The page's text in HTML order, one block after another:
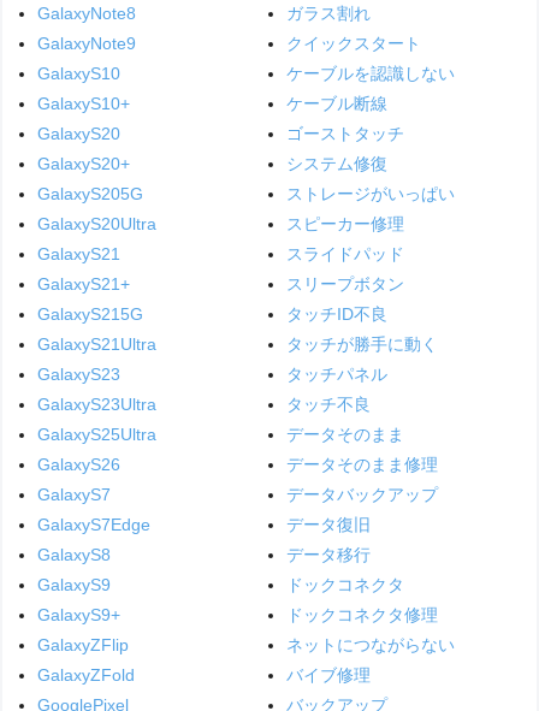
GalaxyNote8
GalaxyNote9
GalaxyS10
GalaxyS10+
GalaxyS20
GalaxyS20+
GalaxyS205G
GalaxyS20Ultra
GalaxyS21
GalaxyS21+
GalaxyS215G
GalaxyS21Ultra
GalaxyS23
GalaxyS23Ultra
GalaxyS25Ultra
GalaxyS26
GalaxyS7
GalaxyS7Edge
GalaxyS8
GalaxyS9
GalaxyS9+
GalaxyZFlip
GalaxyZFold
GooglePixel
ガラス割れ
クイックスタート
ケーブルを認識しない
ケーブル断線
ゴーストタッチ
システム修復
ストレージがいっぱい
スピーカー修理
スライドパッド
スリープボタン
タッチID不良
タッチが勝手に動く
タッチパネル
タッチ不良
データそのまま
データそのまま修理
データバックアップ
データ復旧
データ移行
ドックコネクタ
ドックコネクタ修理
ネットにつながらない
バイブ修理
バックアップ